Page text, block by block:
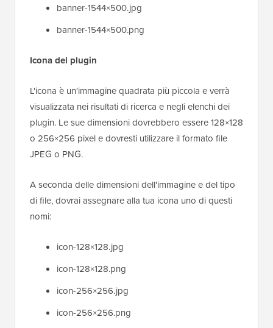
banner-1544×500.jpg
banner-1544×500.png
Icona del plugin
L'icona è un'immagine quadrata più piccola e verrà
visualizzata nei risultati di ricerca e negli elenchi dei
plugin. Le sue dimensioni dovrebbero essere 128×128
o 256×256 pixel e dovresti utilizzare il formato file
JPEG o PNG.
A seconda delle dimensioni dell'immagine e del tipo
di file, dovrai assegnare alla tua icona uno di questi
nomi:
icon-128×128.jpg
icon-128×128.png
icon-256×256.jpg
icon-256×256.png